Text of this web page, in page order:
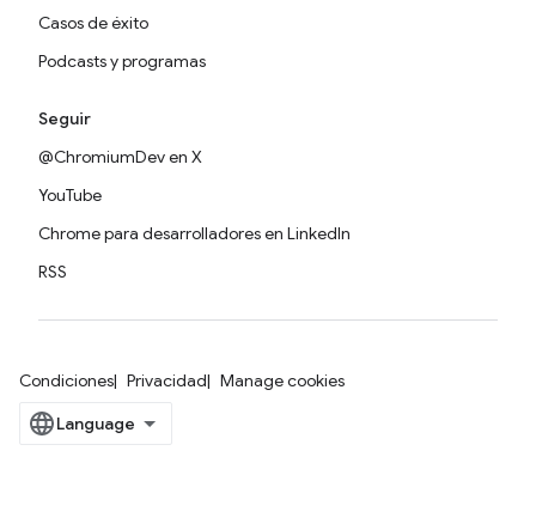
Casos de éxito
Podcasts y programas
Seguir
@ChromiumDev en X
YouTube
Chrome para desarrolladores en LinkedIn
RSS
Condiciones Privacidad Manage cookies